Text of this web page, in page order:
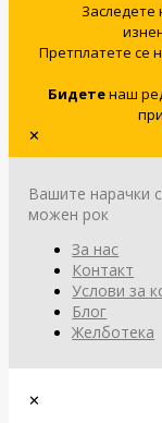
Заследете
Претплатете се
Бидетенаш
✕
Вашите нарачки
можен рок
За нас
Контакт
Услови за
Блог
Желботека
✕